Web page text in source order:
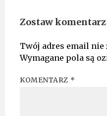
Zostaw komentarz
Twój adres email
Wymagane pola są
KOMENTARZ *